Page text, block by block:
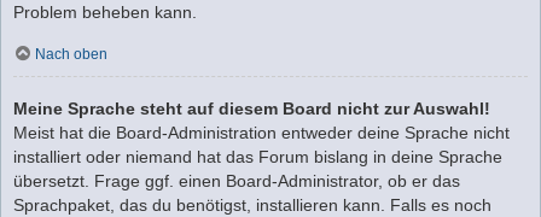
Problem beheben kann.
Nach oben
Meine Sprache steht auf diesem Board nicht zur Auswahl!
Meist hat die Board-Administration entweder deine Sprache nicht
installiert oder niemand hat das Forum bislang in deine Sprache
übersetzt. Frage ggf. einen Board-Administrator, ob er das
Sprachpaket, das du benötigst, installieren kann. Falls es noch